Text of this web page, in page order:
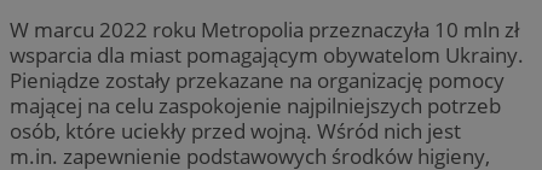
W marcu 2022 roku Metropolia przeznaczyła 10 mln zł
wsparcia dla miast pomagającym obywatelom Ukrainy.
Pieniądze zostały przekazane na organizację pomocy
mającej na celu zaspokojenie najpilniejszych potrzeb
osób, które uciekły przed wojną. Wśród nich jest
m.in. zapewnienie podstawowych środków higieny,